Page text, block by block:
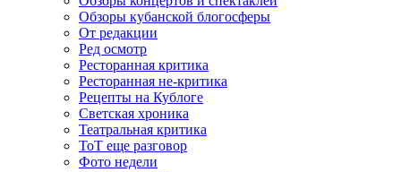
Обзоры кубанской блогосферы
От редакции
Ред осмотр
Ресторанная критика
Ресторанная не-критика
Рецепты на Кублоге
Светская хроника
Театральная критика
ТоТ еще разговор
Фото недели